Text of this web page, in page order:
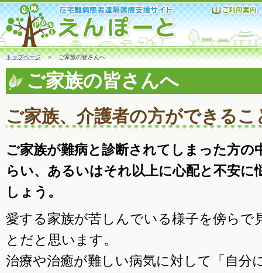
トップページ＞ご家族の皆さんへ
ご家族の皆さんへ
ご家族、介護者の方ができるこ
ご家族が難病と診断されてしまった方の
らい、あるいはそれ以上に心配と不安
しょう。
愛する家族が苦しんでいる様子を傍らで
とだと思います。
治療や治癒が難しい病気に対して「自分